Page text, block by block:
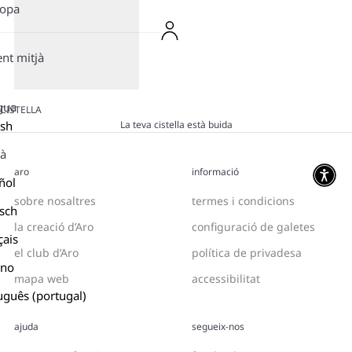
mitjà
(portugal)
CISTELLA
La teva cistella està buida
aro
sobre nosaltres
la creació d’Aro
el club d’Aro
mapa web
informació
termes i condicions
configuració de galetes
política de privadesa
accessibilitat
ajuda segueix-nos